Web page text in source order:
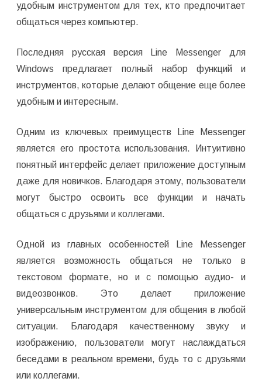
удобным инструментом для тех, кто предпочитает
общаться через компьютер.
Последняя русская версия Line Messenger для
Windows предлагает полный набор функций и
инструментов, которые делают общение еще более
удобным и интересным.
Одним из ключевых преимуществ Line Messenger
является его простота использования. Интуитивно
понятный интерфейс делает приложение доступным
даже для новичков. Благодаря этому, пользователи
могут быстро освоить все функции и начать
общаться с друзьями и коллегами.
Одной из главных особенностей Line Messenger
является возможность общаться не только в
текстовом формате, но и с помощью аудио- и
видеозвонков. Это делает приложение
универсальным инструментом для общения в любой
ситуации. Благодаря качественному звуку и
изображению, пользователи могут наслаждаться
беседами в реальном времени, будь то с друзьями
или коллегами.